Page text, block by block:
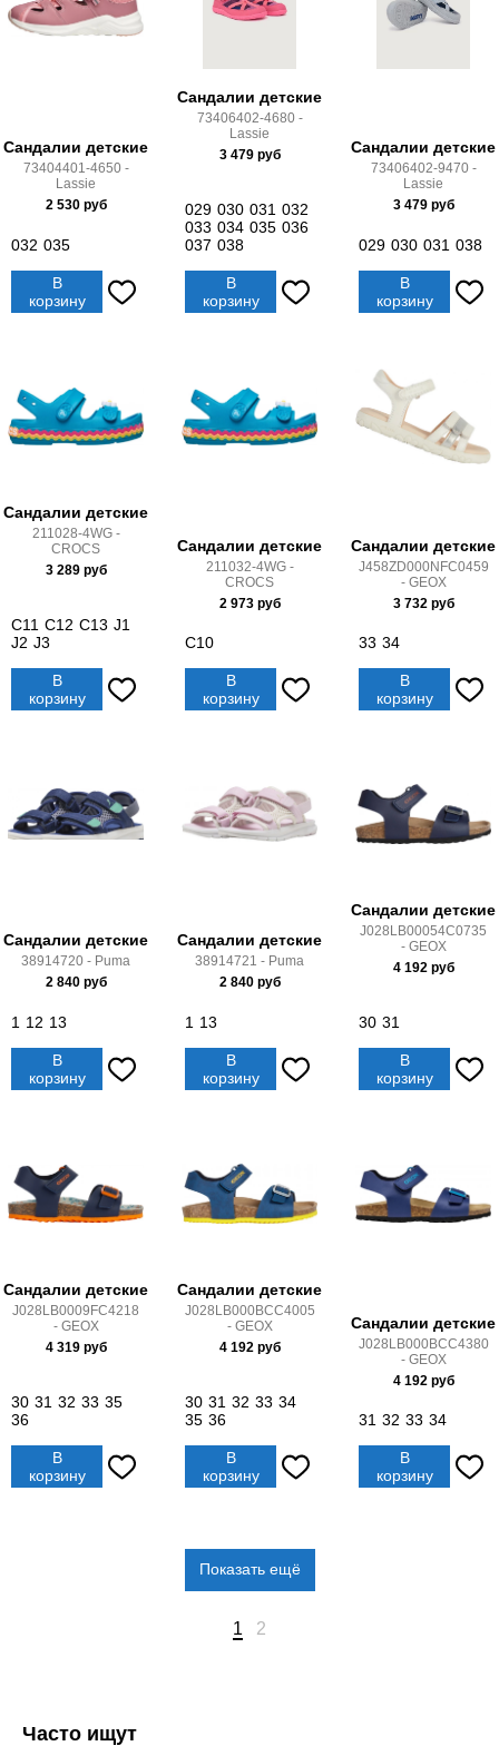
Сандалии детские
73404401-4650 -
Lassie
2 530руб
032 035
В
корзину
Сандалии детские
73406402-4680 -
Lassie
3 479руб
029 030 031 032
033 034 035 036
037 038
В
корзину
Сандалии детские
73406402-9470 -
Lassie
3 479руб
029 030 031 038
В
корзину
Сандалии детские
211028-4WG -
CROCS
3 289руб
C11 C12 C13 J1
J2 J3
В
корзину
Сандалии детские
211032-4WG -
CROCS
2 973руб
C10
В
корзину
Сандалии детские
J458ZD000NFC0459
- GEOX
3 732 руб
33 34
В
корзину
Сандалии детские
38914720 - Puma
2 840руб
1 12 13
В
корзину
Сандалии детские
38914721 - Puma
2 840руб
1 13
В
корзину
Сандалии детские
J028LB00054C0735
- GEOX
4 192руб
30 31
В
корзину
Сандалии детские
J028LB0009FC4218
- GEOX
4 319руб
30 31 32 33 35
36
В
корзину
Сандалии детские
J028LB000BCC4005
- GEOX
4 192руб
30 31 32 33 34
35 36
В
корзину
Сандалии детские
J028LB000BCC4380
- GEOX
4 192 руб
31 32 33 34
В
корзину
Показать ещё
1 2
Часто ищут